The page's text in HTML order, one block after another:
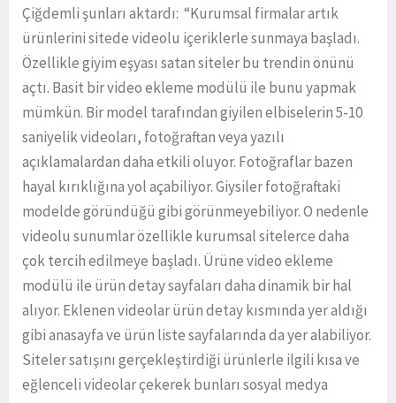
Çiğdemli şunları aktardı: “Kurumsal firmalar artık
ürünlerini sitede videolu içeriklerle sunmaya başladı.
Özellikle giyim eşyası satan siteler bu trendin önünü
açtı. Basit bir video ekleme modülü ile bunu yapmak
mümkün. Bir model tarafından giyilen elbiselerin 5-10
saniyelik videoları, fotoğraftan veya yazılı
açıklamalardan daha etkili oluyor. Fotoğraflar bazen
hayal kırıklığına yol açabiliyor. Giysiler fotoğraftaki
modelde göründüğü gibi görünmeyebiliyor. O nedenle
videolu sunumlar özellikle kurumsal sitelerce daha
çok tercih edilmeye başladı. Ürüne video ekleme
modülü ile ürün detay sayfaları daha dinamik bir hal
alıyor. Eklenen videolar ürün detay kısmında yer aldığı
gibi anasayfa ve ürün liste sayfalarında da yer alabiliyor.
Siteler satışını gerçekleştirdiği ürünlerle ilgili kısa ve
eğlenceli videolar çekerek bunları sosyal medya